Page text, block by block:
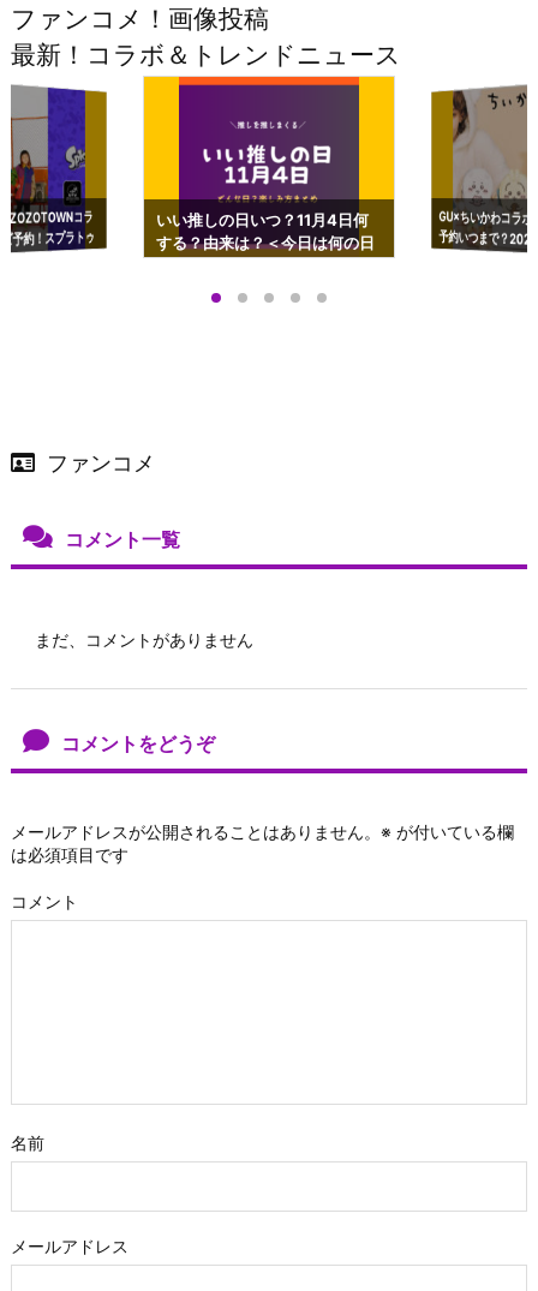
ファンコメ！画像投稿
最新！コラボ＆トレンドニュース
コラ
予約！スプラトゥ
ップも渋谷Hz
いい推しの日いつ？11月4日何
する？由来は？＜今日は何の日
GU×ちいかわコラ
予約いつまで？
ーチやショルダー
ファンコメ
コメント一覧
まだ、コメントがありません
コメントをどうぞ
メールアドレスが公開されることはありません。 ※ が付いている欄
は必須項目です
コメント
名前
メールアドレス